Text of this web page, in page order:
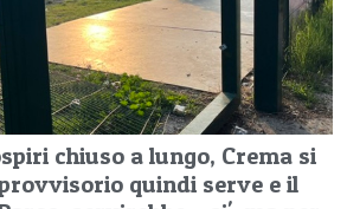
chiuso a lungo, Crema si
quindi serve e il